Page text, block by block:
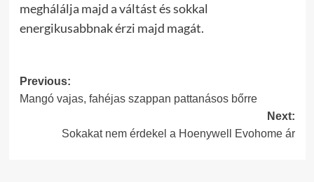
meghálálja majd a váltást és sokkal
energikusabbnak érzi majd magát.
Post
navigation
Previous:
Mangó vajas, fahéjas szappan pattanásos bőrre
Next:
Sokakat nem érdekel a Hoenywell Evohome ár